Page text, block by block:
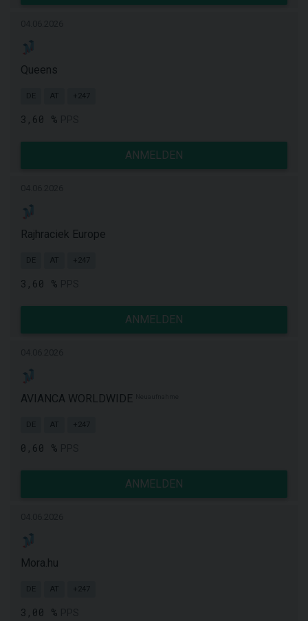
Queens
DE AT +247
3,60 %
ANMELDEN
Rajhraciek Europe
DE AT +247
3,60 %
ANMELDEN
AVIANCA WORLDWIDE
DE AT +247
0,60 %
ANMELDEN
Mora.hu
DE AT +247
3,00 %